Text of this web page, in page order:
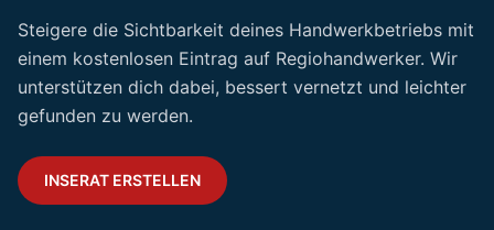
Steigere die Sichtbarkeit deines Handwerkbetriebs mit
einem kostenlosen Eintrag auf Regiohandwerker. Wir
unterstützen dich dabei, bessert vernetzt und leichter
gefunden zu werden.
INSERAT ERSTELLEN